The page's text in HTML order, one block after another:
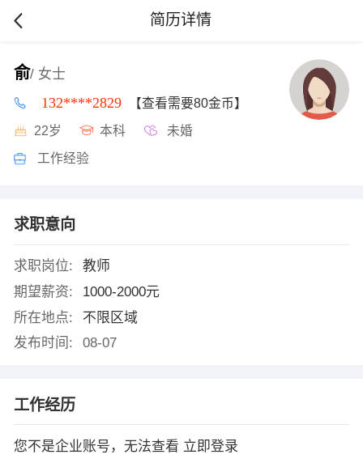
简历详情
俞/ 女士
132****2829 【查看需要80金币】
22岁 本科 未婚
工作经验
求职意向
求职岗位:
教师
期望薪资:
1000-2000元
所在地点:
不限区域
发布时间:
08-07
工作经历
您不是企业账号，无法查看 立即登录